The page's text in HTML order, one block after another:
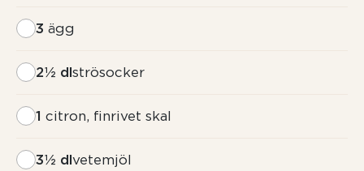
3 ägg
2½ dlströsocker
1 citron, finrivet skal
3½ dlvetemjöl